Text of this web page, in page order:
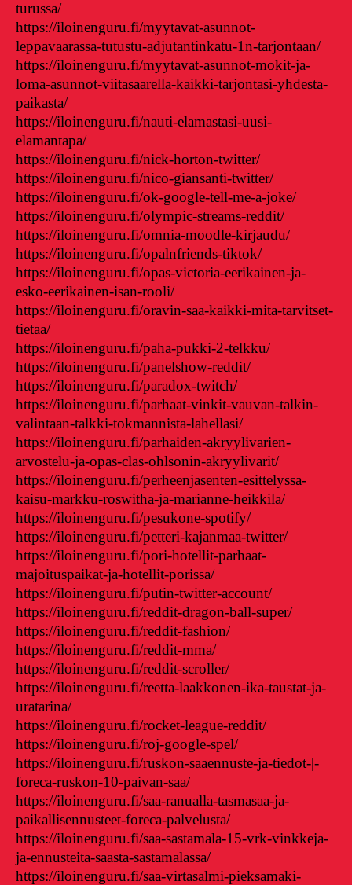
turussa/
https://iloinenguru.fi/myytavat-asunnot-
leppavaarassa-tutustu-adjutantinkatu-1n-tarjontaan/
https://iloinenguru.fi/myytavat-asunnot-mokit-ja-
loma-asunnot-viitasaarella-kaikki-tarjontasi-yhdesta-
paikasta/
https://iloinenguru.fi/nauti-elamastasi-uusi-
elamantapa/
https://iloinenguru.fi/nick-horton-twitter/
https://iloinenguru.fi/nico-giansanti-twitter/
https://iloinenguru.fi/ok-google-tell-me-a-joke/
https://iloinenguru.fi/olympic-streams-reddit/
https://iloinenguru.fi/omnia-moodle-kirjaudu/
https://iloinenguru.fi/opalnfriends-tiktok/
https://iloinenguru.fi/opas-victoria-eerikainen-ja-
esko-eerikainen-isan-rooli/
https://iloinenguru.fi/oravin-saa-kaikki-mita-tarvitset-
tietaa/
https://iloinenguru.fi/paha-pukki-2-telkku/
https://iloinenguru.fi/panelshow-reddit/
https://iloinenguru.fi/paradox-twitch/
https://iloinenguru.fi/parhaat-vinkit-vauvan-talkin-
valintaan-talkki-tokmannista-lahellasi/
https://iloinenguru.fi/parhaiden-akryylivarien-
arvostelu-ja-opas-clas-ohlsonin-akryylivarit/
https://iloinenguru.fi/perheenjasenten-esittelyssa-
kaisu-markku-roswitha-ja-marianne-heikkila/
https://iloinenguru.fi/pesukone-spotify/
https://iloinenguru.fi/petteri-kajanmaa-twitter/
https://iloinenguru.fi/pori-hotellit-parhaat-
majoituspaikat-ja-hotellit-porissa/
https://iloinenguru.fi/putin-twitter-account/
https://iloinenguru.fi/reddit-dragon-ball-super/
https://iloinenguru.fi/reddit-fashion/
https://iloinenguru.fi/reddit-mma/
https://iloinenguru.fi/reddit-scroller/
https://iloinenguru.fi/reetta-laakkonen-ika-taustat-ja-
uratarina/
https://iloinenguru.fi/rocket-league-reddit/
https://iloinenguru.fi/roj-google-spel/
https://iloinenguru.fi/ruskon-saaennuste-ja-tiedot-|-
foreca-ruskon-10-paivan-saa/
https://iloinenguru.fi/saa-ranualla-tasmasaa-ja-
paikallisennusteet-foreca-palvelusta/
https://iloinenguru.fi/saa-sastamala-15-vrk-vinkkeja-
ja-ennusteita-saasta-sastamalassa/
https://iloinenguru.fi/saa-virtasalmi-pieksamaki-